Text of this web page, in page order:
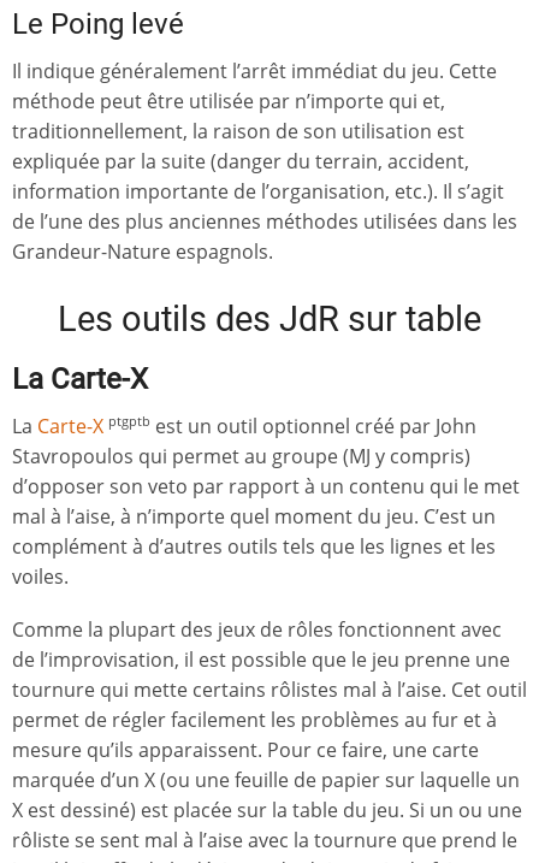
Le Poing levé
Il indique généralement l’arrêt immédiat du jeu. Cette
méthode peut être utilisée par n’importe qui et,
traditionnellement, la raison de son utilisation est
expliquée par la suite (danger du terrain, accident,
information importante de l’organisation, etc.). Il s’agit
de l’une des plus anciennes méthodes utilisées dans les
Grandeur-Nature espagnols.
Les outils des JdR sur table
La Carte-X
La Carte-X ptgptb est un outil optionnel créé par John
Stavropoulos qui permet au groupe (MJ y compris)
d’opposer son veto par rapport à un contenu qui le met
mal à l’aise, à n’importe quel moment du jeu. C’est un
complément à d’autres outils tels que les lignes et les
voiles.
Comme la plupart des jeux de rôles fonctionnent avec
de l’improvisation, il est possible que le jeu prenne une
tournure qui mette certains rôlistes mal à l’aise. Cet outil
permet de régler facilement les problèmes au fur et à
mesure qu’ils apparaissent. Pour ce faire, une carte
marquée d’un X (ou une feuille de papier sur laquelle un
X est dessiné) est placée sur la table du jeu. Si un ou une
rôliste se sent mal à l’aise avec la tournure que prend le